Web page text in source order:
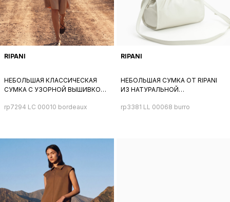
RIPANI
НЕБОЛЬШАЯ КЛАССИЧЕСКАЯ
СУМКА С УЗОРНОЙ ВЫШИВКОЙ
rp7294 LC 00010 bordeaux
RIPANI
НЕБОЛЬШАЯ СУМКА ОТ RIPANI
ИЗ НАТУРАЛЬНОЙ
МОЛОЧНОГО ЦВЕТА
rp3381 LL 00068 burro